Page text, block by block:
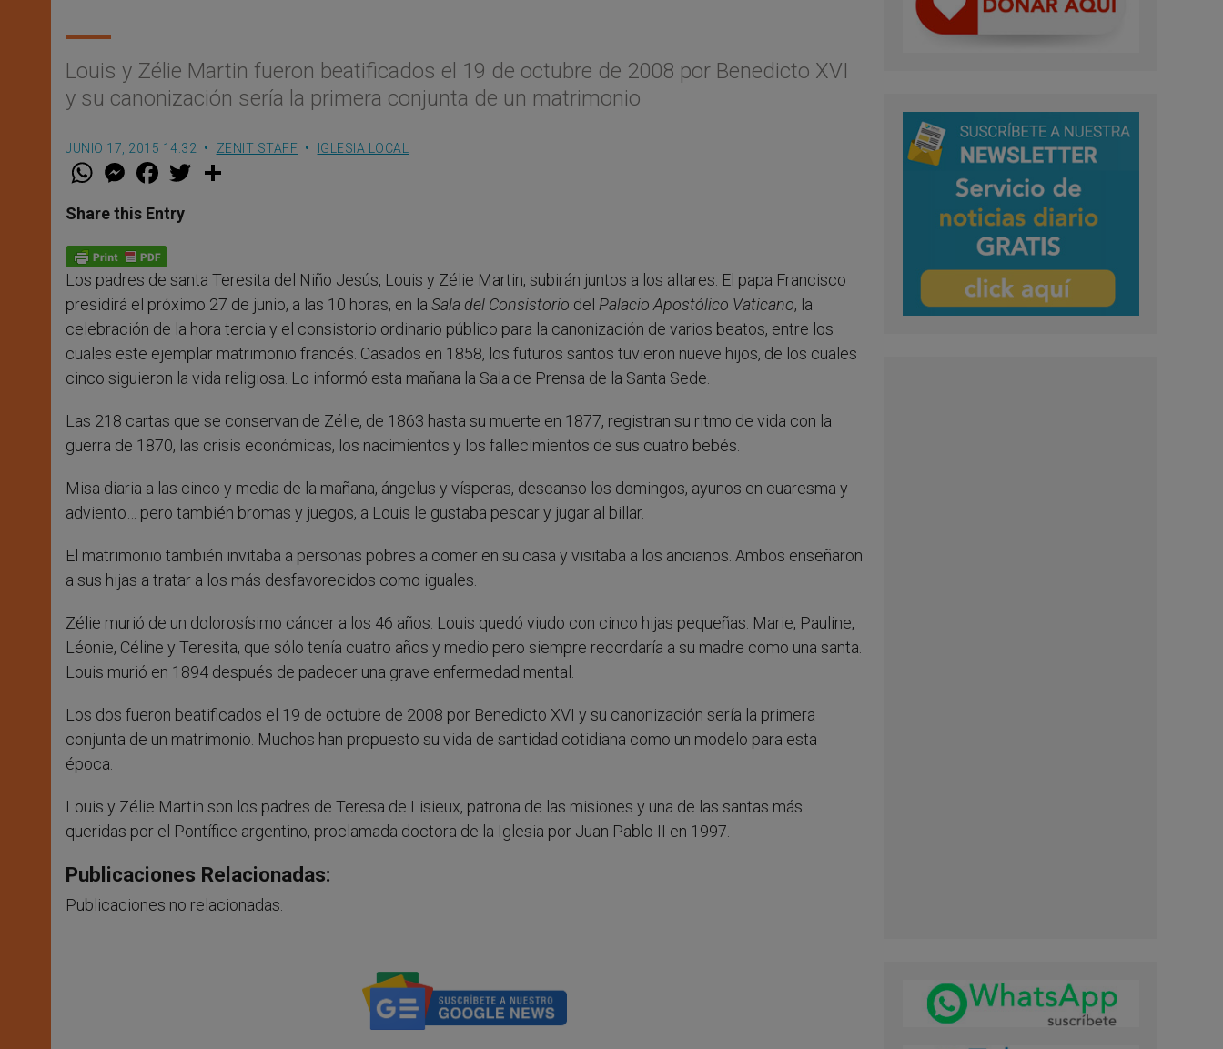
Louis y Zélie Martin fueron beatificados el 19 de octubre de 2008 por Benedicto XVI
y su canonización sería la primera conjunta de un matrimonio
JUNIO 17, 2015 14:32 ZENIT STAFF IGLESIA LOCAL
W
t
s
p
p
M
e
s
e
g
e
r
F
a
e
b
o
k
w
Share this Entry
Los padres de santa Teresita del Niño Jesús, Louis y Zélie Martin, subirán juntos a los altares. El papa Francisco
presidirá el próximo 27 de junio, a las 10 horas, en la Sala del Consistorio del Palacio Apostólico Vaticano, la
celebración de la hora tercia y el consistorio ordinario público para la canonización de varios beatos, entre los
cuales este ejemplar matrimonio francés. Casados en 1858, los futuros santos tuvieron nueve hijos, de los cuales
cinco siguieron la vida religiosa. Lo informó esta mañana la Sala de Prensa de la Santa Sede.
Las 218 cartas que se conservan de Zélie, de 1863 hasta su muerte en 1877, registran su ritmo de vida con la
guerra de 1870, las crisis económicas, los nacimientos y los fallecimientos de sus cuatro bebés.
Misa diaria a las cinco y media de la mañana, ángelus y vísperas, descanso los domingos, ayunos en cuaresma y
adviento… pero también bromas y juegos, a Louis le gustaba pescar y jugar al billar.
El matrimonio también invitaba a personas pobres a comer en su casa y visitaba a los ancianos. Ambos enseñaron
a sus hijas a tratar a los más desfavorecidos como iguales.
Zélie murió de un dolorosísimo cáncer a los 46 años. Louis quedó viudo con cinco hijas pequeñas: Marie, Pauline,
Léonie, Céline y Teresita, que sólo tenía cuatro años y medio pero siempre recordaría a su madre como una santa.
Louis murió en 1894 después de padecer una grave enfermedad mental.
Los dos fueron beatificados el 19 de octubre de 2008 por Benedicto XVI y su canonización sería la primera
conjunta de un matrimonio. Muchos han propuesto su vida de santidad cotidiana como un modelo para esta
época.
Louis y Zélie Martin son los padres de Teresa de Lisieux, patrona de las misiones y una de las santas más
queridas por el Pontífice argentino, proclamada doctora de la Iglesia por Juan Pablo II en 1997.
Publicaciones Relacionadas:
Publicaciones no relacionadas.